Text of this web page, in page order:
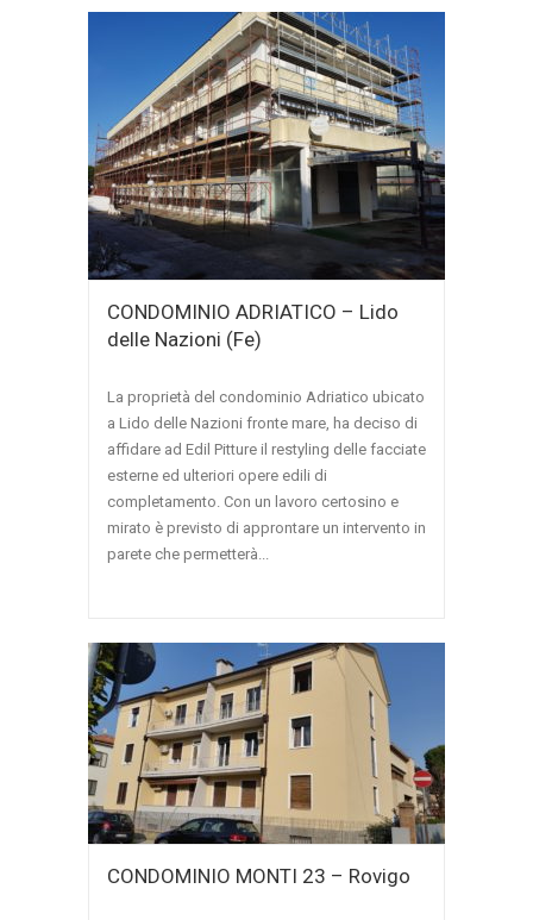
CONDOMINIO ADRIATICO – Lido
delle Nazioni (Fe)
La proprietà del condominio Adriatico ubicato
a Lido delle Nazioni fronte mare, ha deciso di
affidare ad Edil Pitture il restyling delle facciate
esterne ed ulteriori opere edili di
completamento. Con un lavoro certosino e
mirato è previsto di approntare un intervento in
parete che permetterà...
CONDOMINIO MONTI 23 – Rovigo